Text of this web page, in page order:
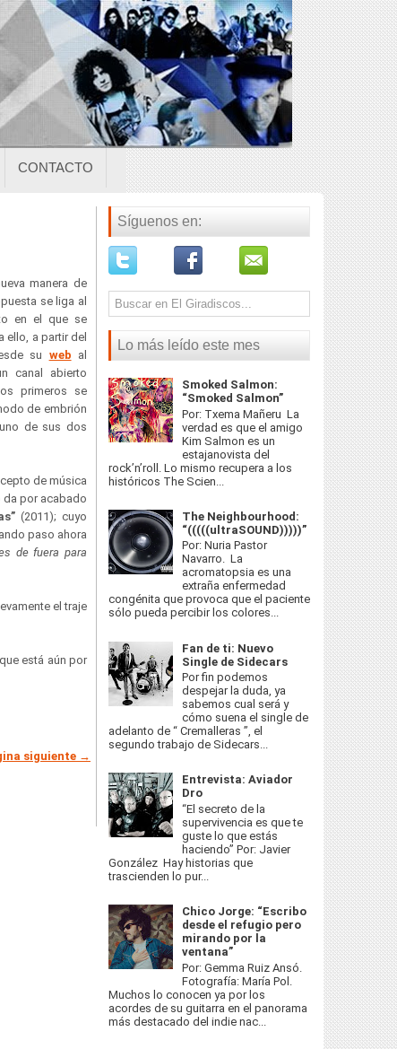
CONTACTO
manera de
se liga al
en el que se
ello, a partir del
su web al
canal abierto
primeros se
de embrión
de sus dos
de música
da por acabado
(2011); cuyo
paso ahora
de fuera para
el traje
está aún por
siguiente →
Síguenos en:
Lo más leído este mes
Smoked Salmon:
“Smoked Salmon”
Por: Txema Mañeru La
verdad es que el amigo
Kim Salmon es un
estajanovista del
rock’n’roll. Lo mismo recupera a los
históricos The Scien...
The Neighbourhood:
“(((((ultraSOUND)))))”
Por: Nuria Pastor
Navarro. La
acromatopsia es una
extraña enfermedad
congénita que provoca que el paciente
sólo pueda percibir los colores...
Fan de ti: Nuevo
Single de Sidecars
Por fin podemos
despejar la duda, ya
sabemos cual será y
cómo suena el single de
adelanto de “ Cremalleras ”, el
segundo trabajo de Sidecars...
Entrevista: Aviador
Dro
“El secreto de la
supervivencia es que te
guste lo que estás
haciendo” Por: Javier
González Hay historias que
trascienden lo pur...
Chico Jorge: “Escribo
desde el refugio pero
mirando por la
ventana”
Por: Gemma Ruiz Ansó.
Fotografía: María Pol.
Muchos lo conocen ya por los
acordes de su guitarra en el panorama
más destacado del indie nac...